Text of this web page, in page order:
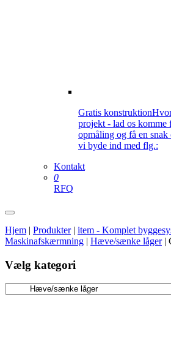
Gratis konstruktion
projekt - lad os komme
opmåling og få en
vi byde ind med flg.:
Kontakt
0
RFQ
Hjem | Produkter| item - Komplet
Maskinafskærmning | Hæve/sænke låger|
Vælg kategori